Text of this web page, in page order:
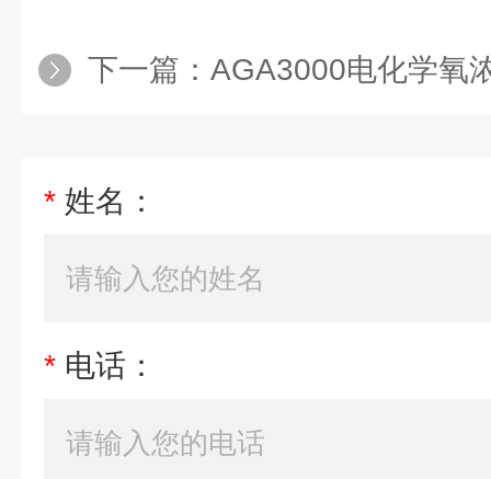
下一篇： AGA3000电化学氧
* 姓名：
* 电话：